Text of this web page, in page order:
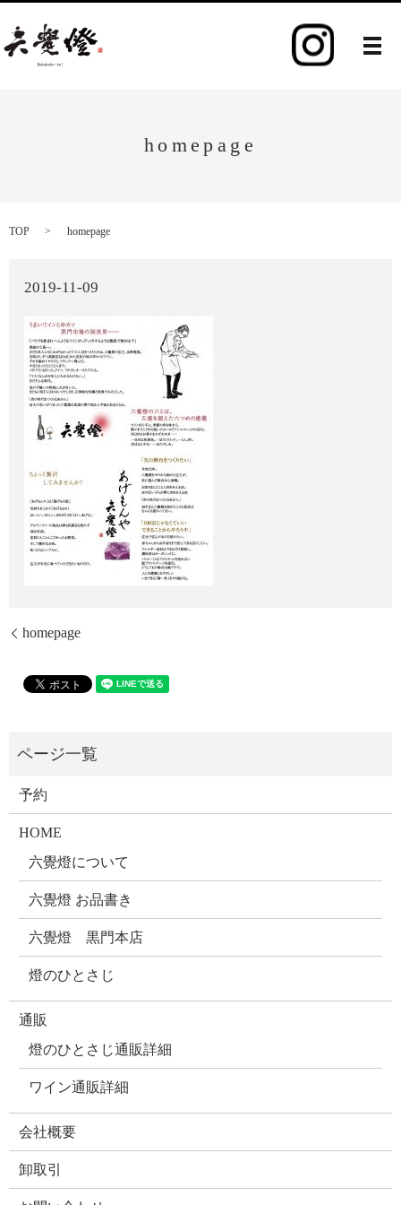
メ
homepage
TOP homepage
2019-11-09
homepage
予約
HOME
六覺燈について
六覺燈 お品書き
六覺燈 黒門本店
燈のひとさじ
通販
燈のひとさじ通販詳細
ワイン通販詳細
会社概要
卸取引